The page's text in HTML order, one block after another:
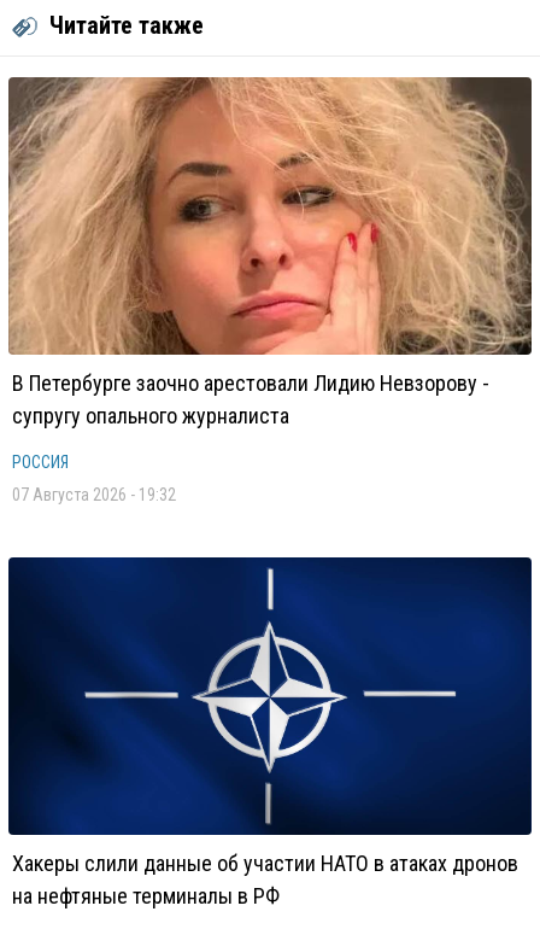
Читайте также
В Петербурге заочно арестовали Лидию Невзорову -
супругу опального журналиста
РОССИЯ
07 Августа 2026 - 19:32
Хакеры слили данные об участии НАТО в атаках дронов
на нефтяные терминалы в РФ